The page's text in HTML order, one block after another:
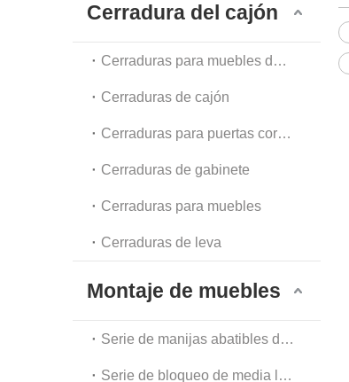
Cerradura del cajón
Cerraduras para muebles de oficina
Cerraduras de cajón
Cerraduras para puertas corredizas de vidrio
Cerraduras de gabinete
Cerraduras para muebles
Cerraduras de leva
Montaje de muebles
Serie de manijas abatibles de un solo punto
Serie de bloqueo de media luna